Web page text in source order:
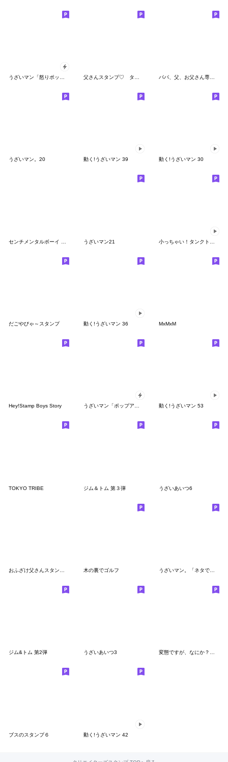
パパ、父、お父さん専用 セットパック
うざいマン。20 動く!うざいマン 39 動く!うざいマン 30
うざいマン21
だごやびゃ～スタンプ 動く!うざいマン 36 MxMxM
Hey!Stamp Boys Story うざいマン「ポップアップ7」 動く!うざいマン 53
TOKYO TRIBE ジム＆トム 第３弾 うざいあいつ6
木の裏でゴルフ うざいマン。「ネタで使える」
ジム&トム 第2弾 うざいあいつ3 変態ですが、なにか？【変態レベル】★★★
ブスのスタンプ６ 動く!うざいマン 42